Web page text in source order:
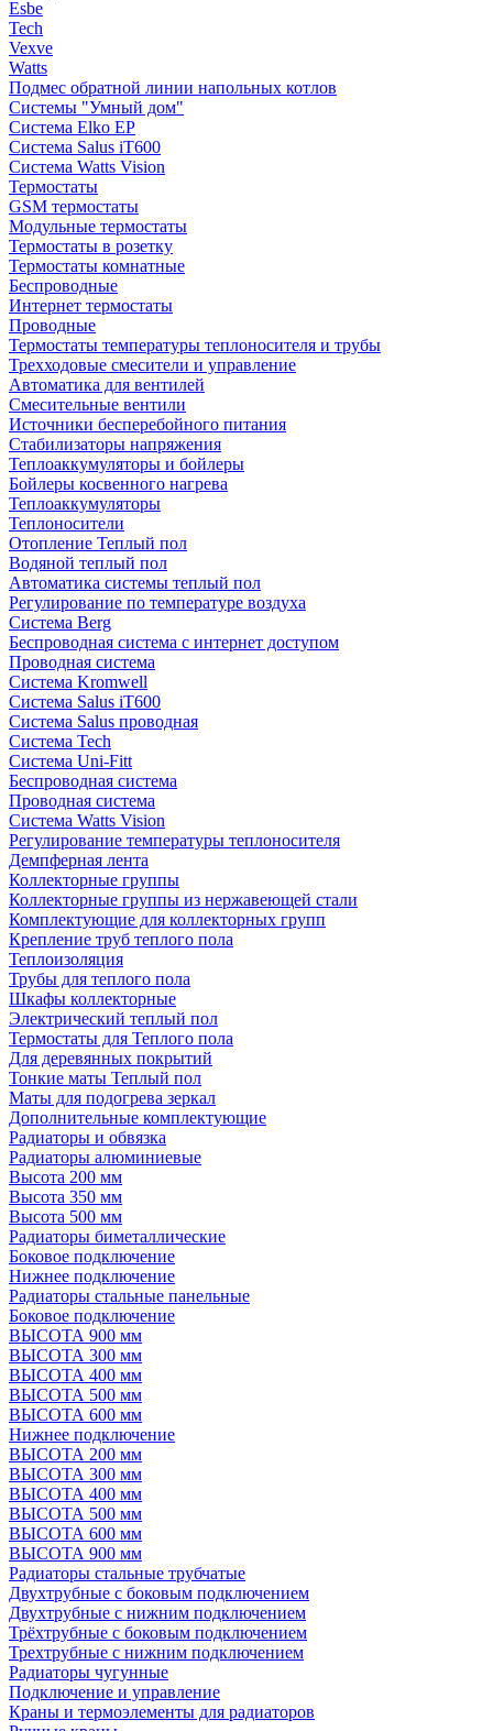
Esbe
Tech
Vexve
Watts
Подмес обратной линии напольных котлов
Системы "Умный дом"
Система Elko EP
Система Salus iT600
Система Watts Vision
Термостаты
GSM термостаты
Модульные термостаты
Термостаты в розетку
Термостаты комнатные
Беспроводные
Интернет термостаты
Проводные
Термостаты температуры теплоносителя и трубы
Трехходовые смесители и управление
Автоматика для вентилей
Смесительные вентили
Источники бесперебойного питания
Стабилизаторы напряжения
Теплоаккумуляторы и бойлеры
Бойлеры косвенного нагрева
Теплоаккумуляторы
Теплоносители
Отопление Теплый пол
Водяной теплый пол
Автоматика системы теплый пол
Регулирование по температуре воздуха
Система Berg
Беспроводная система с интернет доступом
Проводная система
Система Kromwell
Система Salus iT600
Система Salus проводная
Система Tech
Система Uni-Fitt
Беспроводная система
Проводная система
Система Watts Vision
Регулирование температуры теплоносителя
Демпферная лента
Коллекторные группы
Коллекторные группы из нержавеющей стали
Комплектующие для коллекторных групп
Крепление труб теплого пола
Теплоизоляция
Трубы для теплого пола
Шкафы коллекторные
Электрический теплый пол
Термостаты для Теплого пола
Для деревянных покрытий
Тонкие маты Теплый пол
Маты для подогрева зеркал
Дополнительные комплектующие
Радиаторы и обвязка
Радиаторы алюминиевые
Высота 200 мм
Высота 350 мм
Высота 500 мм
Радиаторы биметаллические
Боковое подключение
Нижнее подключение
Радиаторы стальные панельные
Боковое подключение
ВЫСОТА 900 мм
ВЫСОТА 300 мм
ВЫСОТА 400 мм
ВЫСОТА 500 мм
ВЫСОТА 600 мм
Нижнее подключение
ВЫСОТА 200 мм
ВЫСОТА 300 мм
ВЫСОТА 400 мм
ВЫСОТА 500 мм
ВЫСОТА 600 мм
ВЫСОТА 900 мм
Радиаторы стальные трубчатые
Двухтрубные с боковым подключением
Двухтрубные с нижним подключением
Трёхтрубные с боковым подключением
Трехтрубные с нижним подключением
Радиаторы чугунные
Подключение и управление
Краны и термоэлементы для радиаторов